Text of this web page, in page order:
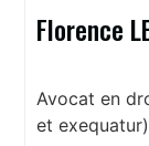
Florence
Avocat en
et exequatur)